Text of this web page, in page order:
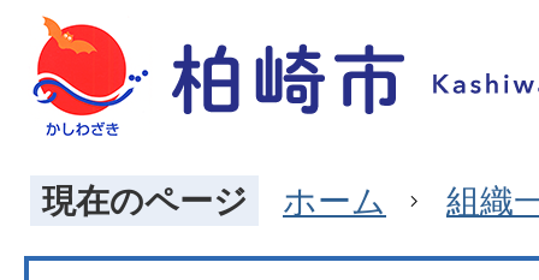
現在のページ ホーム 組織